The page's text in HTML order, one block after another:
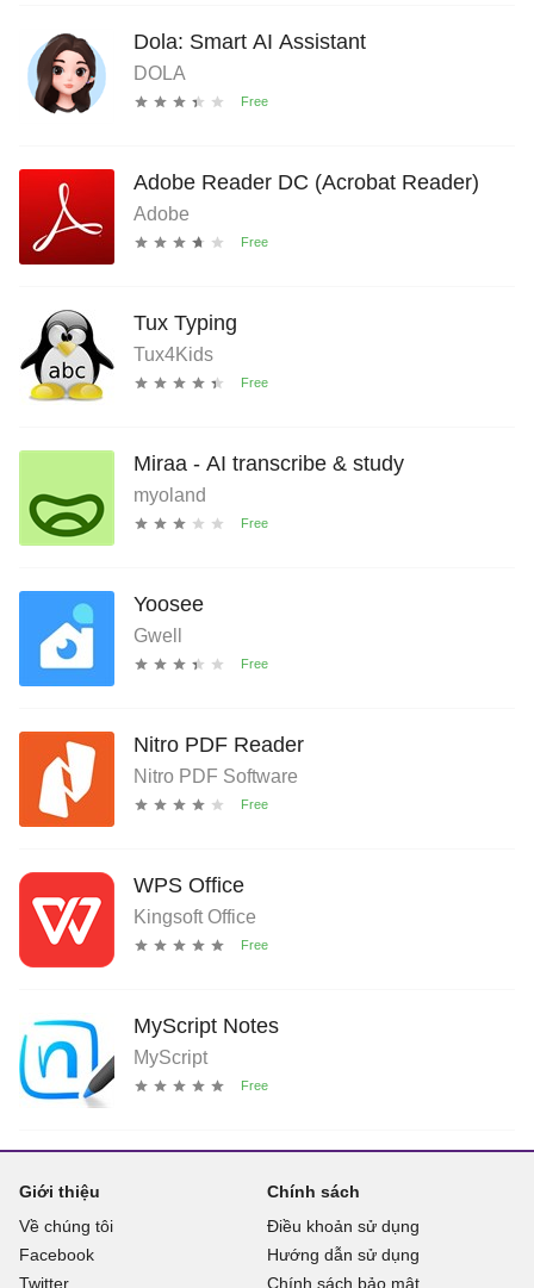
Dola: Smart AI Assistant
DOLA
Adobe Reader DC (Acrobat Reader)
Adobe
Tux Typing
Tux4Kids
Miraa - AI transcribe & study
myoland
Yoosee
Gwell
Nitro PDF Reader
Nitro PDF Software
WPS Office
Kingsoft Office
MyScript Notes
MyScript
Giới thiệu
Về chúng tôi
Facebook
Twitter
Chính sách
Điều khoản sử dụng
Hướng dẫn sử dụng
Chính sách bảo mật